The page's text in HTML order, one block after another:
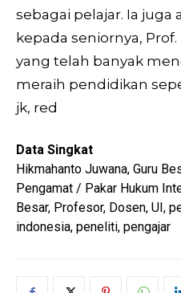
sebagai pelajar. Ia
kepada seniornya,
yang telah banyak
meraih pendidikan
jk, red
Data Singkat
Hikmahanto Juwana, Guru
Pengamat / Pakar Hukum
Besar, Profesor, Dosen, UI,
indonesia, peneliti, pengajar